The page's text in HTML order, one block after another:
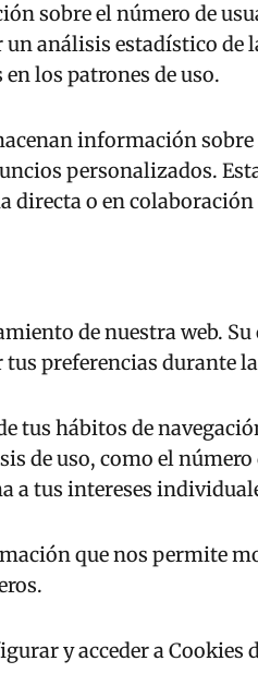
sobre el número de
análisis estadístico de
los patrones de uso.
información
personalizados.
directa o en colaboración
de nuestra web.
preferencias durante
hábitos de
de uso, como el
a tus intereses
que nos permite
y acceder a Cookies